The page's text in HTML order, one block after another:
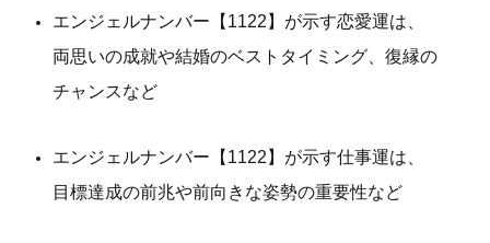
エンジェルナンバー【1122】が示す恋愛運は、
両思いの成就や結婚のベストタイミング、復縁の
チャンスなど
エンジェルナンバー【1122】が示す仕事運は、
目標達成の前兆や前向きな姿勢の重要性など